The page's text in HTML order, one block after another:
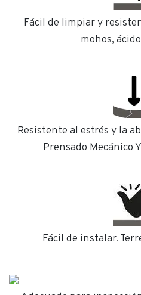
Fácil de limpiar y
mohos,
Resistente al estrés y la
Prensado Mecánico
Fácil de instalar.